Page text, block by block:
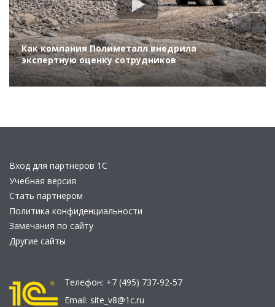
Как компания Полиметалл внедрила
экспертную оценку сотрудников
Вход для партнеров 1С
Учебная версия
Стать партнером
Политика конфиденциальности
Замечания по сайту
Другие сайты
Телефон: +7 (495) 737-92-57
Email: site_v8@1c.ru